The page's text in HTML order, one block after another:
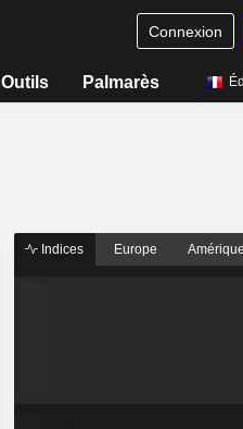
Connexion
Outils Palmarès
Indices Europe